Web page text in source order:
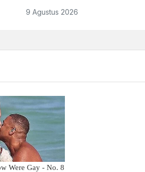
9 Agustus 2026